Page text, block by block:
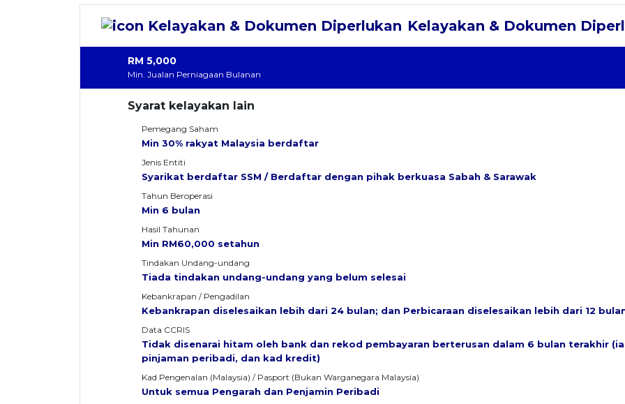
Kelayakan & Dokumen
Min. Jualan Perniagaan Bulanan
RM 5,000
Syarat kelayakan lain
Pemegang Saham
Min 30% rakyat Malaysia berdaftar
Jenis Entiti
Syarikat berdaftar SSM / Berdaftar dengan pihak berkuasa Sabah & Sarawak
Tahun Beroperasi
Min 6 bulan
Hasil Tahunan
Min RM60,000 setahun
Tindakan Undang-undang
Tiada tindakan undang-undang yang belum selesai
Kebankrapan / Pengadilan
Kebankrapan diselesaikan lebih dari 24 bulan; dan Perbicaraan diselesaikan lebih dari 12
Data CCRIS
Tidak disenarai hitam oleh bank dan rekod pembayaran berterusan dalam 6 bulan terakhir
pinjaman peribadi, dan kad kredit)
Kad Pengenalan (Malaysia) / Pasport (Bukan Warganegara Malaysia)
Untuk semua Pengarah dan Penjamin Peribadi